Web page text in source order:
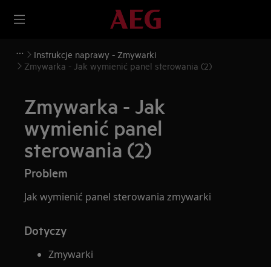
Instrukcje naprawy - Zmywarki
Zmywarka - Jak wymienić panel sterowania (2)
Zmywarka - Jak
wymienić panel
sterowania (2)
Problem
Jak wymienić panel sterowania zmywarki
Dotyczy
Zmywarki